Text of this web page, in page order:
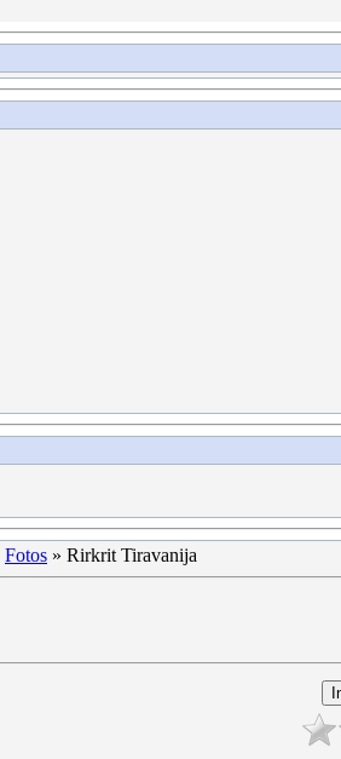
Fotos » Rirkrit Tiravanija